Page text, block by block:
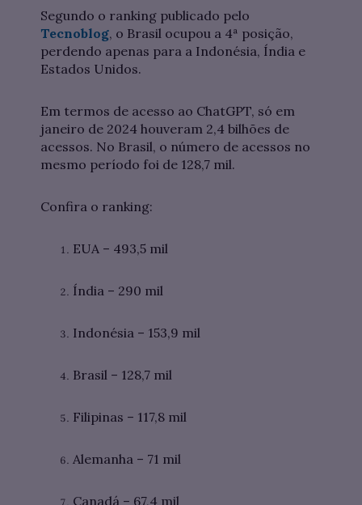
Segundo o ranking publicado pelo
Tecnoblog, o Brasil ocupou a 4ª posição,
perdendo apenas para a Indonésia, Índia e
Estados Unidos.
Em termos de acesso ao ChatGPT, só em
janeiro de 2024 houveram 2,4 bilhões de
acessos. No Brasil, o número de acessos no
mesmo período foi de 128,7 mil.
Confira o ranking:
EUA – 493,5 mil
Índia – 290 mil
Indonésia – 153,9 mil
Brasil – 128,7 mil
Filipinas – 117,8 mil
Alemanha – 71 mil
Canadá – 67,4 mil